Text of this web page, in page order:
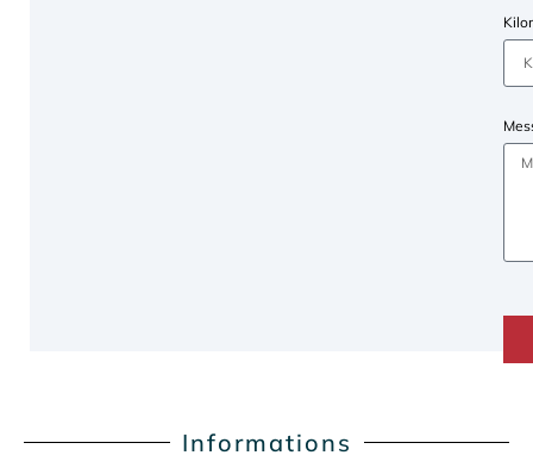
Informations